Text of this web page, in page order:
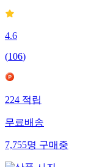
4.6
(106)
224적립
무료배송
7,755명구매중